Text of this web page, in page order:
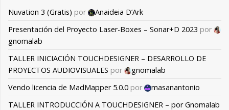
Nuvation 3 (Gratis) por
Anaideia D’Ark
Presentación del Proyecto Laser-Boxes – Sonar+D 2023 por
gnomalab
TALLER INICIACIÓN TOUCHDESIGNER – DESARROLLO DE
PROYECTOS AUDIOVISUALES por
gnomalab
Vendo licencia de MadMapper 5.0.0 por
masanantonio
TALLER INTRODUCCIÓN A TOUCHDESIGNER – por Gnomalab